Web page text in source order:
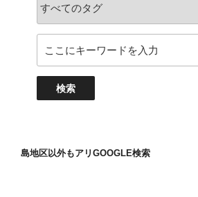
島地区以外もアリGOOGLE検索